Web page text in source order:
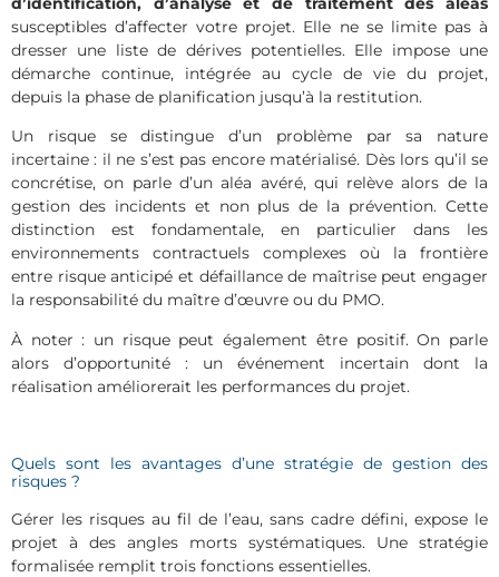
susceptibles d’affecter votre projet. Elle ne se limite pas à
dresser une liste de dérives potentielles. Elle impose une
démarche continue, intégrée au cycle de vie du projet,
depuis la phase de planification jusqu’à la restitution.
Un risque se distingue d’un problème par sa nature
incertaine : il ne s’est pas encore matérialisé. Dès lors qu’il se
concrétise, on parle d’un aléa avéré, qui relève alors de la
gestion des incidents et non plus de la prévention. Cette
distinction est fondamentale, en particulier dans les
environnements contractuels complexes où la frontière
entre risque anticipé et défaillance de maîtrise peut engager
la responsabilité du maître d’œuvre ou du PMO.
À noter : un risque peut également être positif. On parle
alors d’opportunité : un événement incertain dont la
réalisation améliorerait les performances du projet.
Quels sont les avantages d’une stratégie de gestion des
risques ?
Gérer les risques au fil de l’eau, sans cadre défini, expose le
projet à des angles morts systématiques. Une stratégie
formalisée remplit trois fonctions essentielles.